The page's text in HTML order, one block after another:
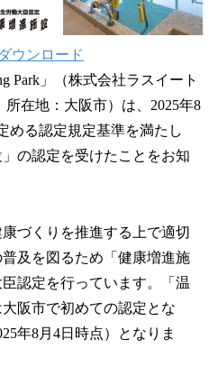
ウンロード
Park」（株式会社ラスイート
在地：大阪市）は、2025年8
める認定規定基準を満たし
の認定を受けたことをお知
づくりを推進する上で適切
及を図るため「健康増進施
認定を行っています。「温
阪市で初めての認定とな
年8月4日時点）となりま